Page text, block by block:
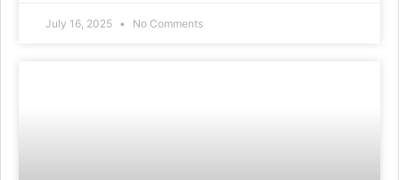
July 16, 2025 No Comments